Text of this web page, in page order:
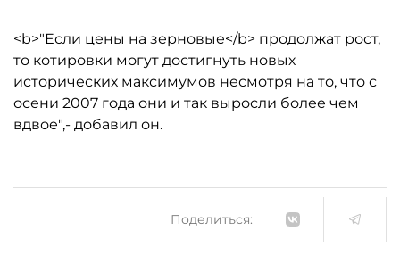
<b>"Если цены на зерновые</b> продолжат рост,
то котировки могут достигнуть новых
исторических максимумов несмотря на то, что с
осени 2007 года они и так выросли более чем
вдвое",- добавил он.
Поделиться: